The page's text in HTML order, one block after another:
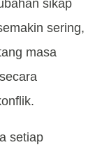
sikap
sering,
masa
setiap